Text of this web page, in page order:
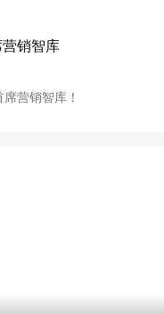
销智库
营销智库！